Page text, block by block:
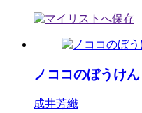
ノココのぼうけん
成井芳織